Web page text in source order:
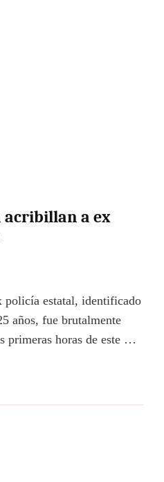
acribillan a ex
policía estatal, identificado
años, fue brutalmente
primeras horas de este …